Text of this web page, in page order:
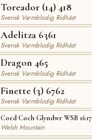
Toreador (14) 418
Svensk Varmblodig Ridhäst
Adelitza 6361
Svensk Varmblodig Ridhäst
Dragon 465
Svensk Varmblodig Ridhäst
Finette (3) 6762
Svensk Varmblodig Ridhäst
Coed Coch Glyndwr WSB 1617
Welsh Mountain